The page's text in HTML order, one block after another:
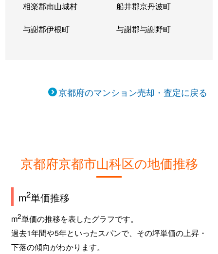
相楽郡南山城村 船井郡京丹波町
与謝郡伊根町 与謝郡与謝野町
京都府のマンション売却・査定に戻る
京都府京都市山科区の地価推移
m2単価推移
m2単価の推移を表したグラフです。
過去1年間や5年といったスパンで、その坪単価の上昇・
下落の傾向がわかります。